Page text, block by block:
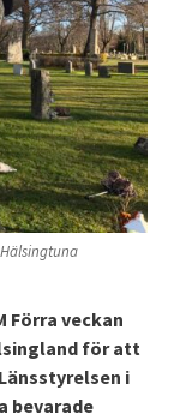
Förra veckan
för att
i
bevarade